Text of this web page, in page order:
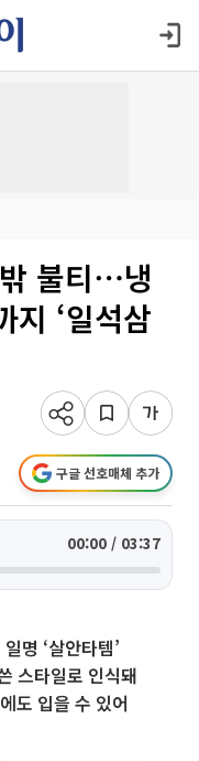
불티⋯냉
지 ‘일석삼
구글 선호매체 추가
00:00 / 03:37
명 ‘살안타템’
스타일로 인식돼
도 입을 수 있어